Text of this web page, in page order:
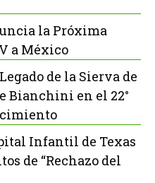
la Próxima
a México
de la Sierva de
Bianchini en el 22°
Infantil de Texas
de “Rechazo del